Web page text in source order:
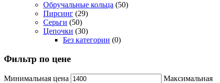
Обручальные кольца (50)
Пирсинг (29)
Серьги (50)
Цепочки (30)
Без категории (0)
Фильтр по цене
Минимальная цена
Максимальная